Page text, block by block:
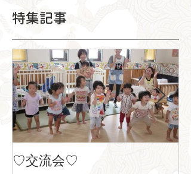
特集記事
♡交流会♡